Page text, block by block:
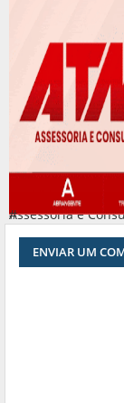
Assessoria e
#
ENVIAR UM